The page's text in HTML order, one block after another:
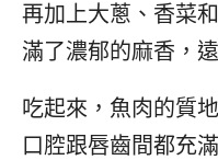
再加上大蔥、香菜
滿了濃郁的麻香，
吃起來，魚肉的質
口腔跟唇齒間都充